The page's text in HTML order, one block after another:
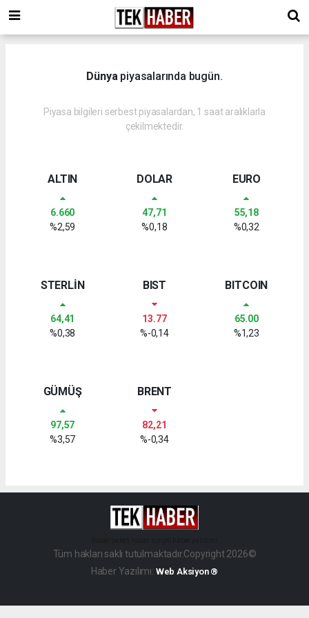
Dünya piyasalarında bugün.
Piyasa bilgileri serbest piyasalardan, 1 saat aralıklarla
çekilmektedir.
ALTIN
6.660
%2,59
DOLAR
47,71
%0,18
EURO
55,18
%0,32
STERLİN
64,41
%0,38
BIST
13.77
%-0,14
BITCOIN
65.00
%1,23
GÜMÜŞ
97,57
%3,57
BRENT
82,21
%-0,34
Tüm hakları saklı tutulmaktadır.Copyright 2026©
Haber Yazılımı: Web Aksiyon ®